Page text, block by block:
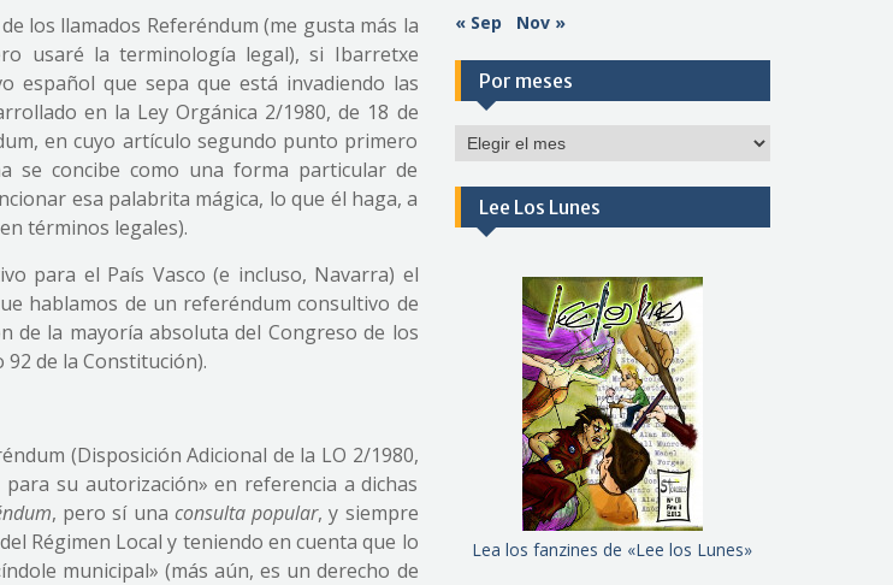
los llamados Referéndum (me gusta más la
usaré la terminología legal), si Ibarretxe
español que sepa que está invadiendo las
en la Ley Orgánica 2/1980, de 18 de
en cuyo artículo segundo punto primero
se concibe como una forma particular de
esa palabrita mágica, lo que él haga, a
términos legales).
para el País Vasco (e incluso, Navarra) el
hablamos de un referéndum consultivo de
de la mayoría absoluta del Congreso de los
de la Constitución).
(Disposición Adicional de la LO 2/1980,
para su autorización» en referencia a dichas
, pero sí una consulta popular, y siempre
Régimen Local y teniendo en cuenta que lo
municipal» (más aún, es un derecho de
« Sep Nov »
Por meses
Por
Lee Los Lunes
Lea los fanzines de «Lee los Lunes»